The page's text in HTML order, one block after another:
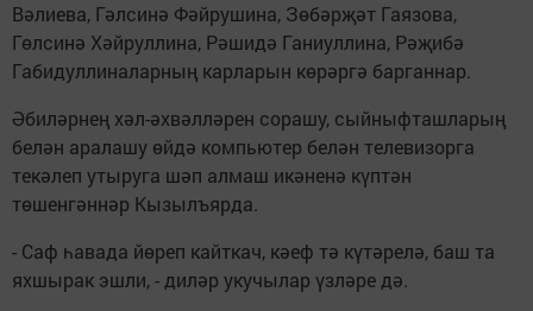
Вәлиева, Гәлсинә Фәйрушина, Зөбәрҗәт Гаязова,
Гөлсинә Хәйруллина, Рәшидә Ганиуллина, Рәҗибә
Габидуллиналарның карларын көрәргә барганнар.
Әбиләрнең хәл-әхвәлләрен сорашу, сыйныфташларың
белән аралашу өйдә компьютер белән телевизорга
текәлеп утыруга шәп алмаш икәненә күптән
төшенгәннәр Кызылъярда.
- Саф һавада йөреп кайткач, кәеф тә күтәрелә, баш та
яхшырак эшли, - диләр укучылар үзләре дә.